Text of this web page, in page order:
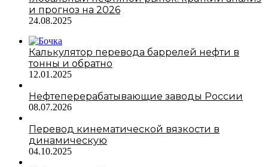
и прогноз на 2026
24.08.2025
Калькулятор перевода баррелей нефти в
тонны и обратно
12.01.2025
Нефтеперерабатывающие заводы России
08.07.2026
Перевод кинематической вязкости в
динамическую
04.10.2025